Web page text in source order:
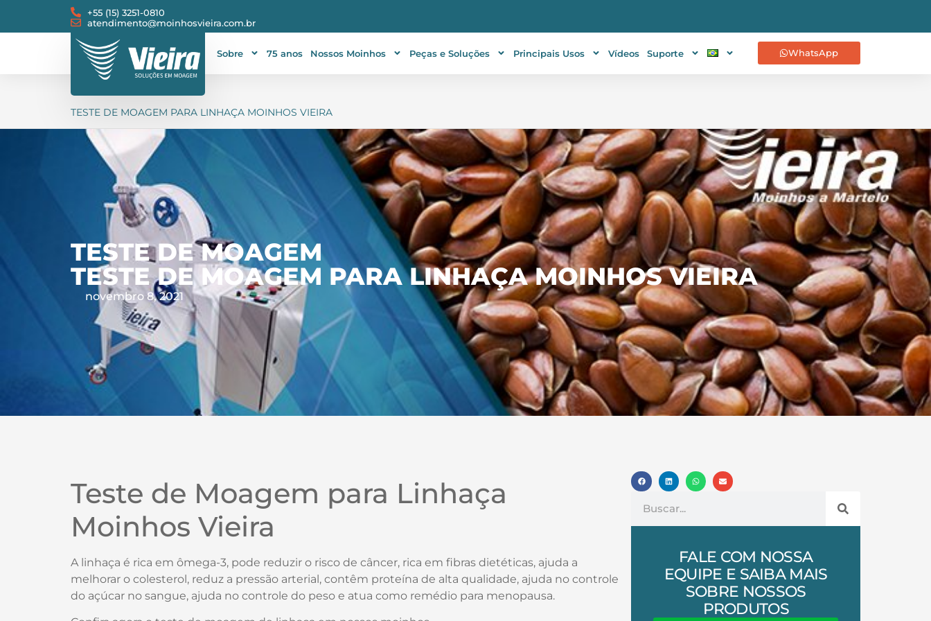
+55 (15) 3251-0810
atendimento@moinhosvieira.com.br
Sobre 75 anos Nossos Moinhos Peças e Soluções Principais Usos Vídeos Suporte WhatsApp
TESTE DE MOAGEM PARA LINHAÇA MOINHOS VIEIRA
TESTE DE MOAGEM
TESTE DE MOAGEM PARA LINHAÇA MOINHOS VIEIRA
novembro 8, 2021
Teste de Moagem para Linhaça
Moinhos Vieira
A linhaça é rica em ômega-3, pode reduzir o risco de câncer, rica em fibras dietéticas, ajuda a
melhorar o colesterol, reduz a pressão arterial, contêm proteína de alta qualidade, ajuda no controle
do açúcar no sangue, ajuda no controle do peso e atua como remédio para menopausa.
FALE COM NOSSA
EQUIPE E SAIBA MAIS
SOBRE NOSSOS
PRODUTOS